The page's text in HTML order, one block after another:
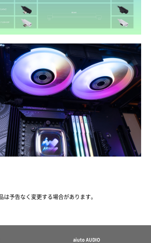
予告なく変更する場合があります。
aiuto AUDIO